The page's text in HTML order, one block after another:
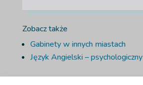
Zobacz także
Gabinety w innych miastach
Język Angielski – psychologiczny